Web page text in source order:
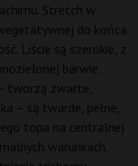
Stretch w
do końca
Liście są szerokie, z
barwie.
tworzą zwarte,
– są twarde, pełne,
topa na centralnej
warunkach.